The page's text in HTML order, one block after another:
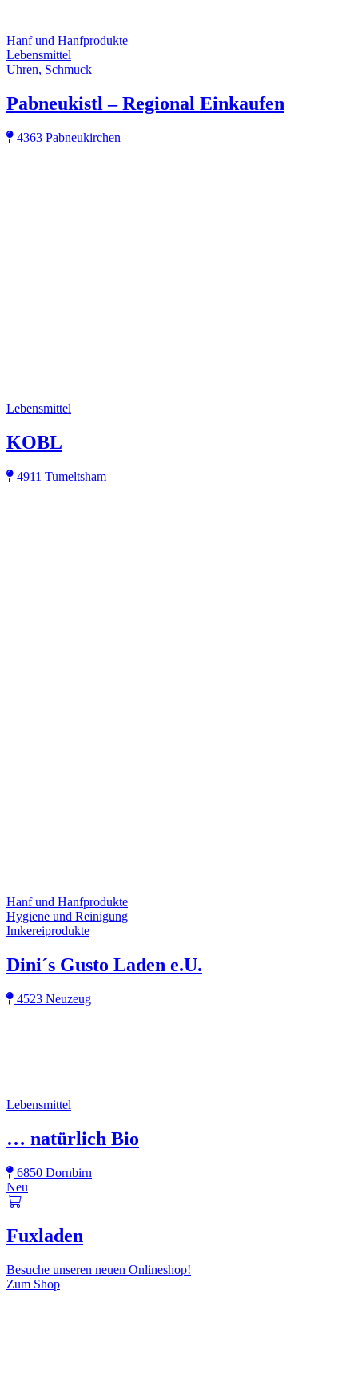
Hanf und Hanfprodukte
Lebensmittel
Uhren, Schmuck
Pabneukistl – Regional Einkaufen
4363 Pabneukirchen
Lebensmittel
KOBL
4911 Tumeltsham
Hanf und Hanfprodukte
Hygiene und Reinigung
Imkereiprodukte
Dini´s Gusto Laden e.U.
4523 Neuzeug
Lebensmittel
… natürlich Bio
6850 Dornbirn
Neu
Fuxladen
Besuche unseren neuen Onlineshop!
Zum Shop